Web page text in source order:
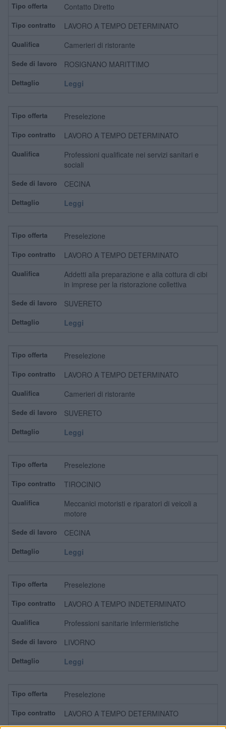
Contatto Diretto
LAVORO A TEMPO DETERMINATO
Camerieri di ristorante
ROSIGNANO MARITTIMO
Leggi
Preselezione
LAVORO A TEMPO DETERMINATO
Professioni qualificate nei servizi sanitari e
sociali
CECINA
Leggi
Preselezione
LAVORO A TEMPO DETERMINATO
Addetti alla preparazione e alla cottura di cibi
in imprese per la ristorazione collettiva
SUVERETO
Leggi
Preselezione
LAVORO A TEMPO DETERMINATO
Camerieri di ristorante
SUVERETO
Leggi
Preselezione
TIROCINIO
Meccanici motoristi e riparatori di veicoli a
motore
CECINA
Leggi
Preselezione
LAVORO A TEMPO INDETERMINATO
Professioni sanitarie infermieristiche
LIVORNO
Leggi
Preselezione
LAVORO A TEMPO DETERMINATO